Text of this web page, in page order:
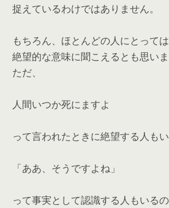
捉えているわけではありません。
もちろん、ほとんどの人にとっては
絶望的な意味に聞こえるとも思いま
ただ、
人間いつか死にますよ
って言われたときに絶望する人もい
「ああ、そうですよね」
って事実として認識する人もいるの